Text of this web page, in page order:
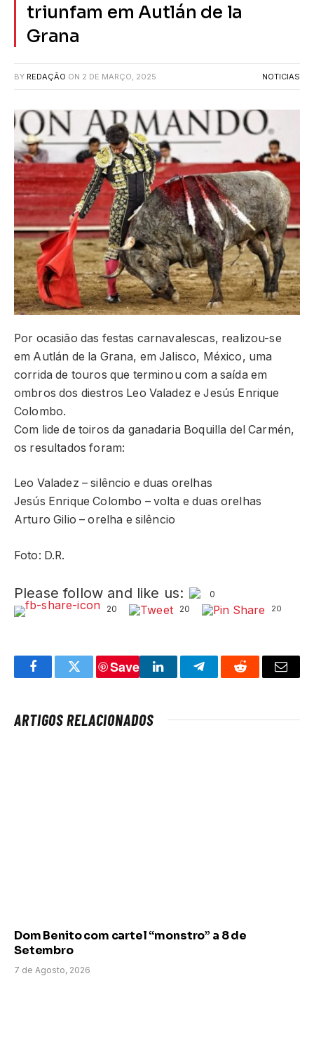
triunfam em Autlán de la
Grana
BY REDAÇÃO ON 2 DE MARÇO, 2025 NOTICIAS
Por ocasião das festas carnavalescas, realizou-se
em Autlán de la Grana, em Jalisco, México, uma
corrida de touros que terminou com a saída em
ombros dos diestros Leo Valadez e Jesús Enrique
Colombo.
Com lide de toiros da ganadaria Boquilla del Carmén,
os resultados foram:
Leo Valadez – silêncio e duas orelhas
Jesús Enrique Colombo – volta e duas orelhas
Arturo Gilio – orelha e silêncio
Foto: D.R.
Please follow and like us:
0
20
20 20
FacebookTwitter
Save
LinkedInTelegramReddit Email
ARTIGOS RELACIONADOS
Dom Benito com cartel “monstro” a 8 de
Setembro
7 de Agosto, 2026